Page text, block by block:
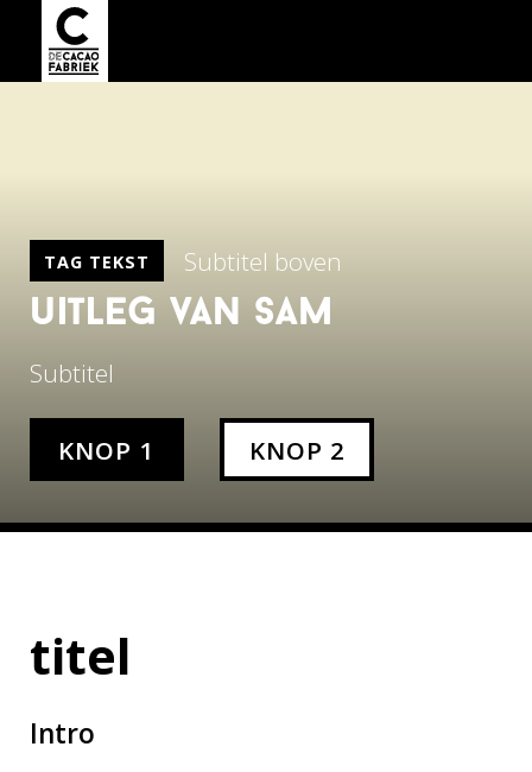
TAG TEKST Subtitel boven
uitleg van sam
Subtitel
KNOP 1 KNOP 2
titel
Intro